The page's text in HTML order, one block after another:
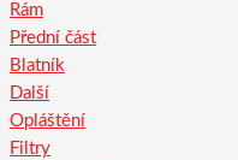
Rám
Přední část
Blatník
Další
Opláštění
Filtry